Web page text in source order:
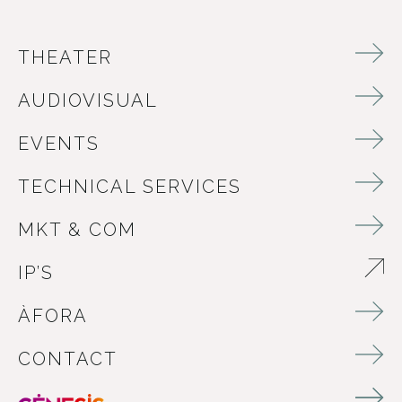
THEATER
AUDIOVISUAL
EVENTS
TECHNICAL SERVICES
MKT & COM
IP’S
ÀFORA
CONTACT